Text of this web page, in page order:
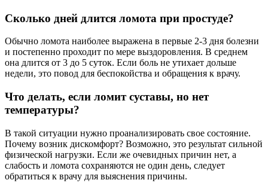
Сколько дней длится ломота при простуде?
Обычно ломота наиболее выражена в первые 2-3 дня болезни
и постепенно проходит по мере выздоровления. В среднем
она длится от 3 до 5 суток. Если боль не утихает дольше
недели, это повод для беспокойства и обращения к врачу.
Что делать, если ломит суставы, но нет
температуры?
В такой ситуации нужно проанализировать свое состояние.
Почему возник дискомфорт? Возможно, это результат сильной
физической нагрузки. Если же очевидных причин нет, а
слабость и ломота сохраняются не один день, следует
обратиться к врачу для выяснения причины.